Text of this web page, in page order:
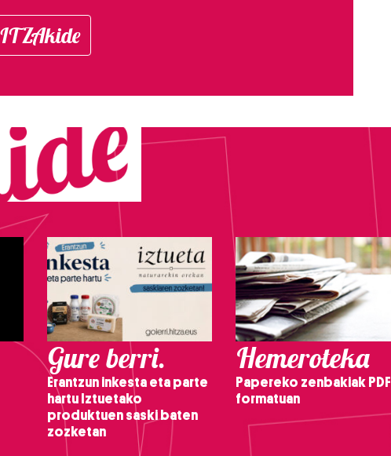
Gure berri.
Erantzun inkesta eta parte
hartu Iztuetako
produktuen saski baten
zozketan
Hemeroteka
Papereko zenbakiak PDF
formatuan